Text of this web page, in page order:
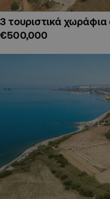
3 τουριστικά
€500,000